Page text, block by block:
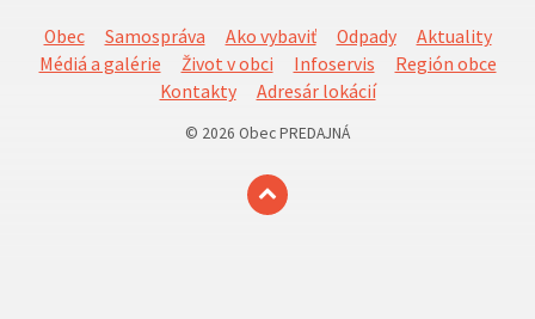
Obec Samospráva Ako vybaviť Odpady
Aktuality
Médiá a galérie
Život v obci Infoservis
Región obce
Kontakty
Adresár lokácií
© 2026 Obec PREDAJNÁ